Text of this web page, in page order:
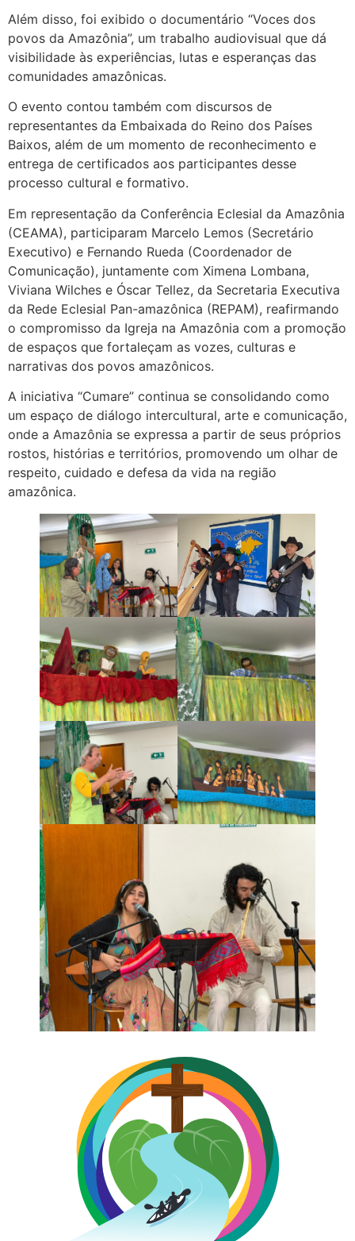
Além disso, foi exibido o documentário “Voces dos
povos da Amazônia”, um trabalho audiovisual que dá
visibilidade às experiências, lutas e esperanças das
comunidades amazônicas.
O evento contou também com discursos de
representantes da Embaixada do Reino dos Países
Baixos, além de um momento de reconhecimento e
entrega de certificados aos participantes desse
processo cultural e formativo.
Em representação da Conferência Eclesial da Amazônia
(CEAMA), participaram Marcelo Lemos (Secretário
Executivo) e Fernando Rueda (Coordenador de
Comunicação), juntamente com Ximena Lombana,
Viviana Wilches e Óscar Tellez, da Secretaria Executiva
da Rede Eclesial Pan-amazônica (REPAM), reafirmando
o compromisso da Igreja na Amazônia com a promoção
de espaços que fortaleçam as vozes, culturas e
narrativas dos povos amazônicos.
A iniciativa “Cumare” continua se consolidando como
um espaço de diálogo intercultural, arte e comunicação,
onde a Amazônia se expressa a partir de seus próprios
rostos, histórias e territórios, promovendo um olhar de
respeito, cuidado e defesa da vida na região
amazônica.